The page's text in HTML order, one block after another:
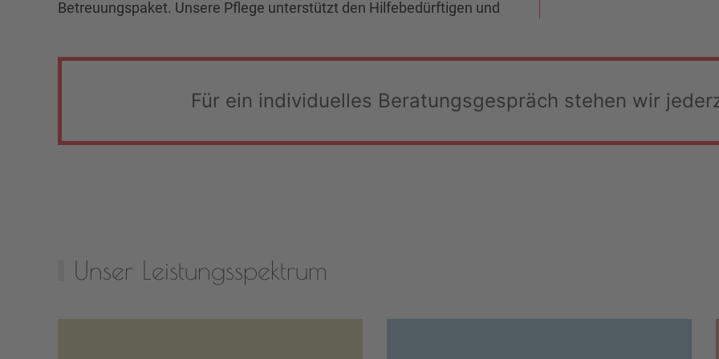
Betreuungspaket. Unsere Pflege unterstützt den Hilfebedürftigen und
Für ein individuelles Beratungsgespräch stehen wir
Unser Leistungsspektrum